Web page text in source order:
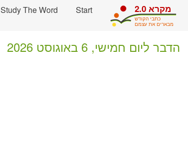
Skip navigation and move to Contents...
מקרא 2.0
כתבי הקודש
מבארים את עצמם
Start
Study The Word
הדבר ליום חמישי, 6 באוגוסט 2026